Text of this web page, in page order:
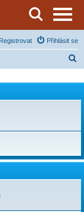
Přihlásit se
Registrovat
d
t